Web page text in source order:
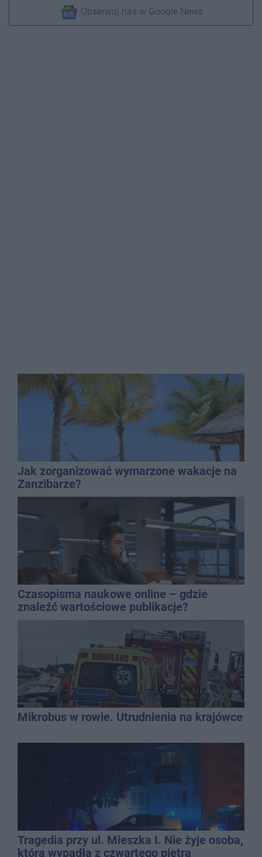
Obserwuj nas w Google News
Jak zorganizować wymarzone wakacje na
Zanzibarze?
Czasopisma naukowe online – gdzie
znaleźć wartościowe publikacje?
Mikrobus w rowie. Utrudnienia na krajówce
Tragedia przy ul. Mieszka I. Nie żyje osoba,
która wypadła z czwartego piętra